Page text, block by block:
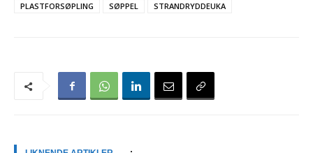
PLASTFORSØPLING
SØPPEL STRANDRYDDEUKA